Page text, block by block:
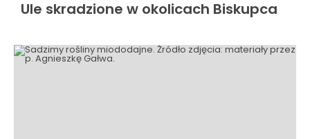
Ule skradzione w okolicach Biskupca